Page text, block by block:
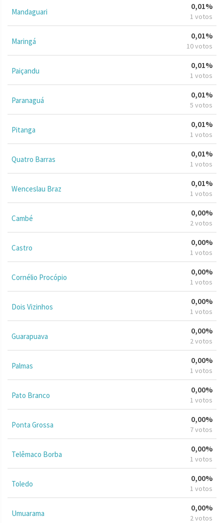
Mandaguari
0,01%
1 votos
Maringá
0,01%
10 votos
Paiçandu
0,01%
1 votos
Paranaguá
0,01%
5 votos
Pitanga
0,01%
1 votos
Quatro Barras
0,01%
1 votos
Wenceslau Braz
0,01%
1 votos
Cambé
0,00%
2 votos
Castro
0,00%
1 votos
Cornélio Procópio
0,00%
1 votos
Dois Vizinhos
0,00%
1 votos
Guarapuava
0,00%
2 votos
Palmas
0,00%
1 votos
Pato Branco
0,00%
1 votos
Ponta Grossa
0,00%
7 votos
Telêmaco Borba
0,00%
1 votos
Toledo
0,00%
1 votos
Umuarama
0,00%
2 votos